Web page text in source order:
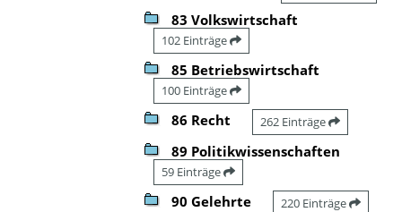
83 Volkswirtschaft
102 Einträge
85 Betriebswirtschaft
100 Einträge
86 Recht 262 Einträge
89 Politikwissenschaften
59 Einträge
90 Gelehrte 220 Einträge